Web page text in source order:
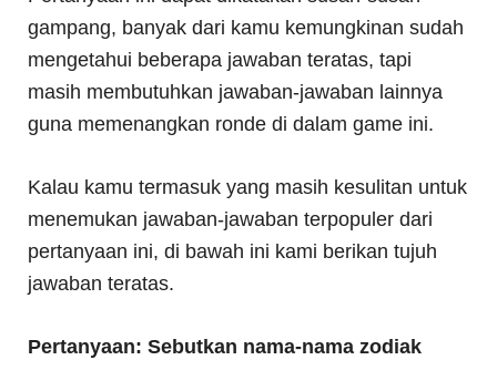
gampang, banyak dari kamu kemungkinan sudah
mengetahui beberapa jawaban teratas, tapi
masih membutuhkan jawaban-jawaban lainnya
guna memenangkan ronde di dalam game ini.
Kalau kamu termasuk yang masih kesulitan untuk
menemukan jawaban-jawaban terpopuler dari
pertanyaan ini, di bawah ini kami berikan tujuh
jawaban teratas.
Pertanyaan: Sebutkan nama-nama zodiak